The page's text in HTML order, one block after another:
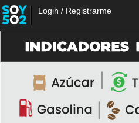
Login / Registrarme